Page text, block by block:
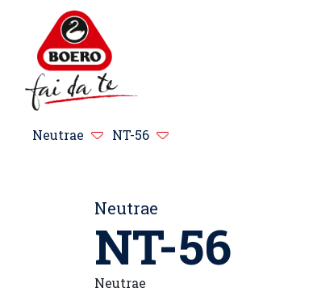
Neutrae NT-56
Neutrae
NT-56
Neutrae